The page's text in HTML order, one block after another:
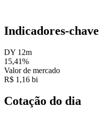
Indicadores-chave
DY 12m
15,41%
Valor de mercado
R$ 1,16 bi
Cotação do dia